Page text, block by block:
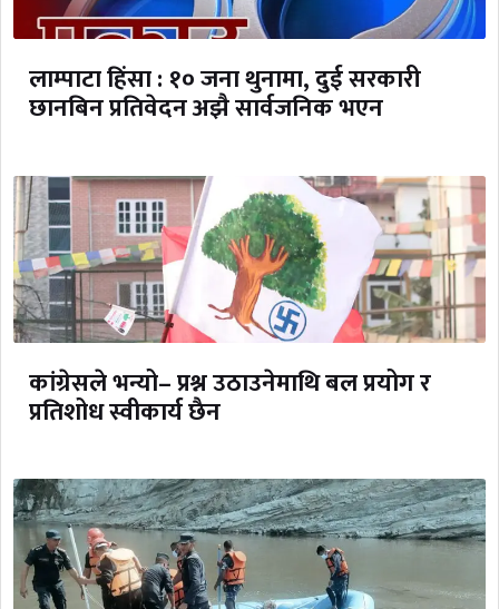
लाम्पाटा हिंसा : १० जना थुनामा, दुई सरकारी
छानबिन प्रतिवेदन अझै सार्वजनिक भएन
कांग्रेसले भन्यो– प्रश्न उठाउनेमाथि बल प्रयोग र
प्रतिशोध स्वीकार्य छैन